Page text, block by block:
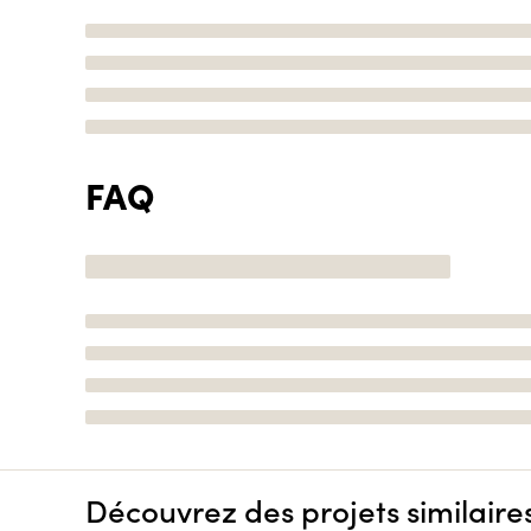
FAQ
Découvrez des projets